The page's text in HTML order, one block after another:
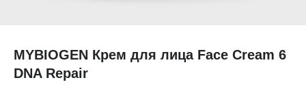
MYBIOGEN Крем для лица Face Cream 6
DNA Repair